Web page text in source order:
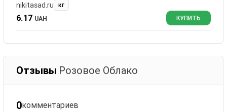
nikitasad.ru кг
6.17 UAH КУПИТЬ
Отзывы Розовое Облако
0комментариев